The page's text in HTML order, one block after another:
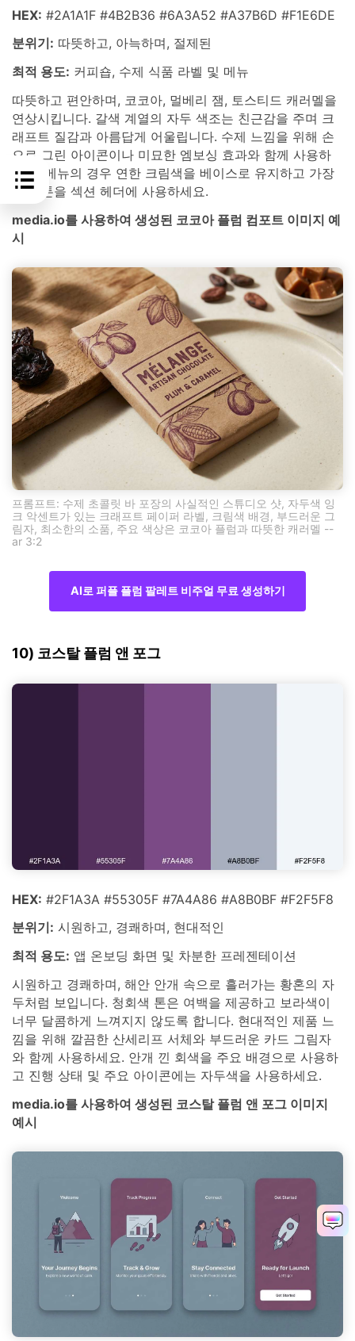
HEX: #2A1A1F #4B2B36 #6A3A52 #A37B6D #F1E6DE
분위기: 따뜻하고, 아늑하며, 절제된
최적 용도: 커피숍, 수제 식품 라벨 및 메뉴
따뜻하고 편안하며, 코코아, 멀베리 잼, 토스티드 캐러멜을
연상시킵니다. 갈색 계열의 자두 색조는 친근감을 주며 크
래프트 질감과 아름답게 어울립니다. 수제 느낌을 위해 손
으로 그린 아이콘이나 미묘한 엠보싱 효과와 함께 사용하
세요. 메뉴의 경우 연한 크림색을 베이스로 유지하고 가장
진한 톤을 섹션 헤더에 사용하세요.
media.io를 사용하여 생성된 코코아 플럼 컴포트 이미지 예
시
프롬프트: 수제 초콜릿 바 포장의 사실적인 스튜디오 샷, 자두색 잉
크 악센트가 있는 크래프트 페이퍼 라벨, 크림색 배경, 부드러운 그
림자, 최소한의 소품, 주요 색상은 코코아 플럼과 따뜻한 캐러멜 --
ar 3:2
AI로 퍼플 플럼 팔레트 비주얼 무료 생성하기
10) 코스탈 플럼 앤 포그
HEX: #2F1A3A #55305F #7A4A86 #A8B0BF #F2F5F8
분위기: 시원하고, 경쾌하며, 현대적인
최적 용도: 앱 온보딩 화면 및 차분한 프레젠테이션
시원하고 경쾌하며, 해안 안개 속으로 흘러가는 황혼의 자
두처럼 보입니다. 청회색 톤은 여백을 제공하고 보라색이
너무 달콤하게 느껴지지 않도록 합니다. 현대적인 제품 느
낌을 위해 깔끔한 산세리프 서체와 부드러운 카드 그림자
와 함께 사용하세요. 안개 낀 회색을 주요 배경으로 사용하
고 진행 상태 및 주요 아이콘에는 자두색을 사용하세요.
media.io를 사용하여 생성된 코스탈 플럼 앤 포그 이미지
예시